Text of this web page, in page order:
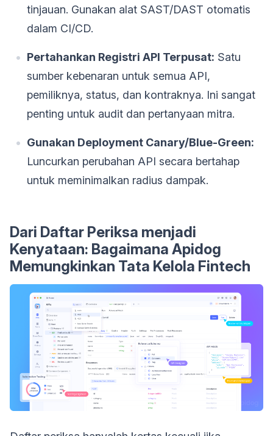
tinjauan. Gunakan alat SAST/DAST otomatis
dalam CI/CD.
Pertahankan Registri API Terpusat: Satu
sumber kebenaran untuk semua API,
pemiliknya, status, dan kontraknya. Ini sangat
penting untuk audit dan pertanyaan mitra.
Gunakan Deployment Canary/Blue-Green:
Luncurkan perubahan API secara bertahap
untuk meminimalkan radius dampak.
Dari Daftar Periksa menjadi
Kenyataan: Bagaimana Apidog
Memungkinkan Tata Kelola Fintech